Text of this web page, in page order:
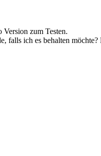
Version zum Testen.
falls ich es behalten